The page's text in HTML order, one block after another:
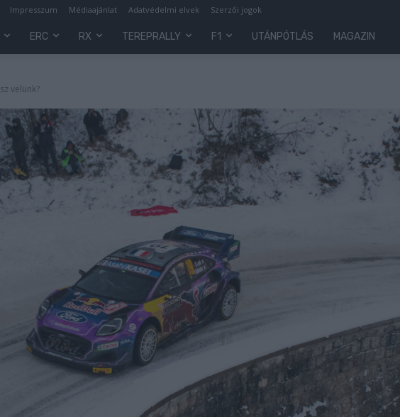
Impresszum Médiaajánlat Adatvédelmi elvek Szerzői jogok
ERC RX TEREPRALLY F1 UTÁNPÓTLÁS MAGAZIN
velünk?